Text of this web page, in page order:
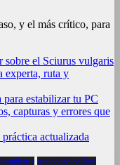
y el más crítico, para
sobre el Sciurus vulgaris
experta, ruta y
estabilizar tu PC
capturas y errores que
actualizada
actualidad política